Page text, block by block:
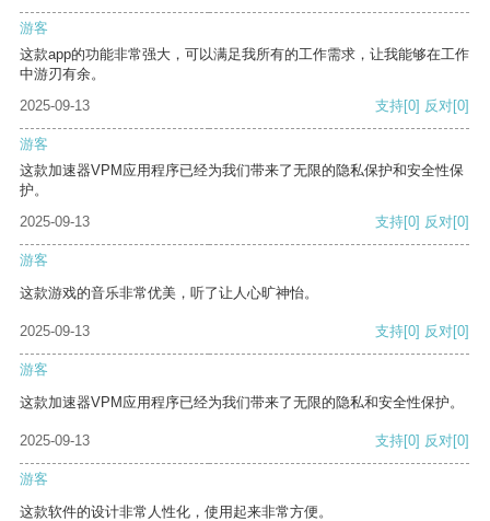
游客
这款app的功能非常强大，可以满足我所有的工作需求，让我能够在工作
中游刃有余。
2025-09-13
支持[0] 反对[0]
游客
这款加速器VPM应用程序已经为我们带来了无限的隐私保护和安全性保
护。
2025-09-13
支持[0] 反对[0]
游客
这款游戏的音乐非常优美，听了让人心旷神怡。
2025-09-13 支持[0] 反对[0]
游客
这款加速器VPM应用程序已经为我们带来了无限的隐私和安全性保护。
2025-09-13 支持[0] 反对[0]
游客
这款软件的设计非常人性化，使用起来非常方便。